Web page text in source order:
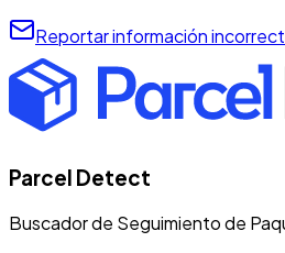
Reportar información
Parcel Detect
Buscador de Seguimiento de